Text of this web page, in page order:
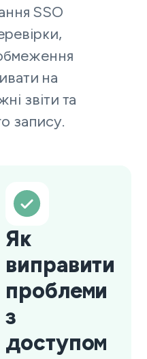
SSO
на
звіти та
запису.
Як
виправити
проблеми
з
доступом